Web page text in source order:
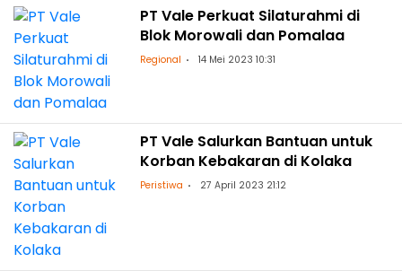
PT Vale Perkuat Silaturahmi di
Blok Morowali dan Pomalaa
Regional 14 Mei 2023 10:31
PT Vale Salurkan Bantuan untuk
Korban Kebakaran di Kolaka
Peristiwa 27 April 2023 21:12